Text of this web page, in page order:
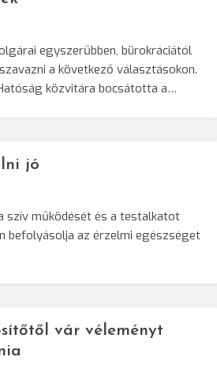
egyszerűbben, bürokráciától
a következő választásokon.
közvitára bocsátotta a…
jó
szív működését és a testalkatot
befolyásolja az érzelmi egészséget
vár véleményt